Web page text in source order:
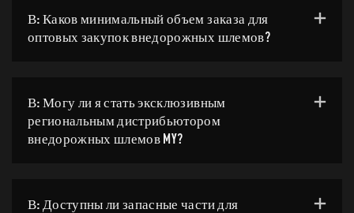
В: Каков минимальный объем заказа для
оптовых закупок внедорожных шлемов?
В: Могу ли я стать эксклюзивным
региональным дистрибьютором
внедорожных шлемов MY?
В: Доступны ли запасные части для